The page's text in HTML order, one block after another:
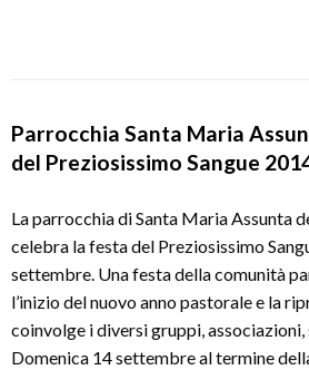
Parrocchia Santa Maria
del Preziosissimo Sangue
La parrocchia di Santa Maria Assunta
celebra la festa del Preziosissimo
settembre. Una festa della comunità
l’inizio del nuovo anno pastorale e la
coinvolge i diversi gruppi,
Domenica 14 settembre al termine